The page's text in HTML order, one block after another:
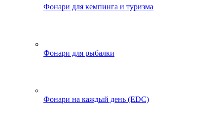
Фонари для кемпинга и туризма
Фонари для рыбалки
Фонари на каждый день (EDC)